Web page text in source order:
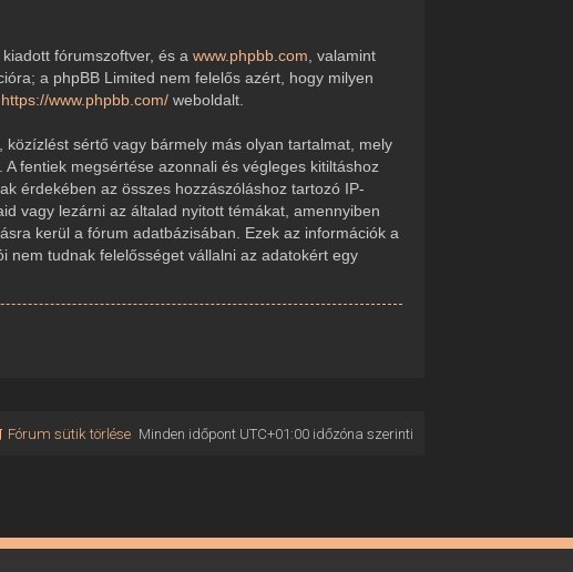
kiadott fórumszoftver, és awww.phpbb.com , valamint
a phpBB Limited nem felelős azért, hogy milyen
https://www.phpbb.com/ weboldalt.
sértő vagy bármely más olyan tartalmat, mely
fentiek megsértése azonnali és végleges kitiltáshoz
érdekében az összes hozzászóláshoz tartozó IP-
vagy lezárni az általad nyitott témákat, amennyiben
kerül a fórum adatbázisában. Ezek az információk a
nem tudnak felelősséget vállalni az adatokért egy
Minden időpont UTC+01:00időzóna szerinti
Fórum sütik törlése